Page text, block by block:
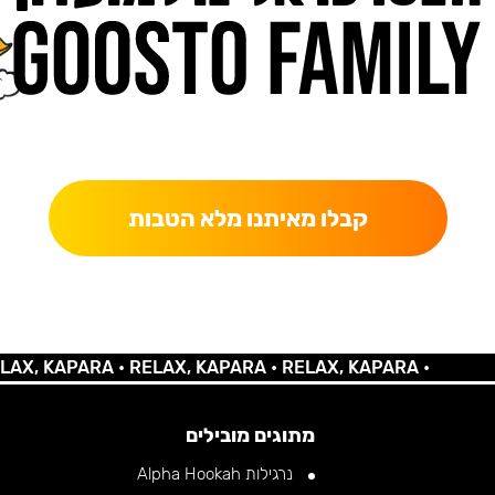
קבלו מאיתנו מלא הטבות
•RELAX, KAPARA •RELAX, KAPARA •
מתוגים מובילים
נרגילות Alpha Hookah